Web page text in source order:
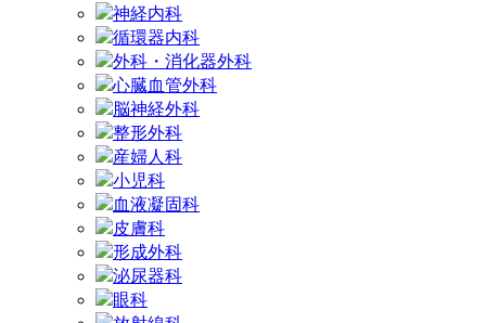
神経内科
循環器内科
外科・消化器外科
心臓血管外科
脳神経外科
整形外科
産婦人科
小児科
血液凝固科
皮膚科
形成外科
泌尿器科
眼科